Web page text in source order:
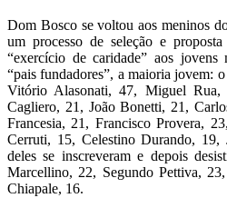
Dom Bosco se voltou aos meninos
um processo de seleção e
“exercício de caridade” aos
“pais fundadores”, a maioria jovem:
Vitório Alasonati, 47, Miguel
Cagliero, 21, João Bonetti, 21,
Francesia, 21, Francisco Provera,
Cerruti, 15, Celestino Durando,
deles se inscreveram e depois
Marcellino, 22, Segundo Pettiva,
Chiapale, 16.